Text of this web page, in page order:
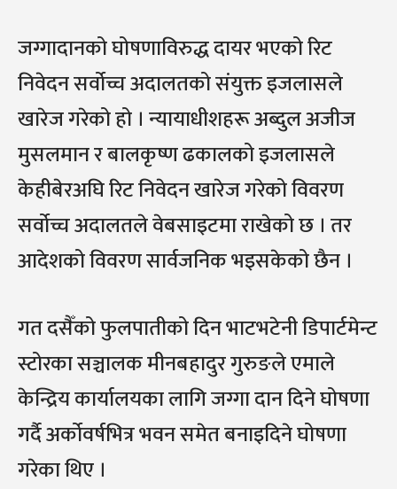
जग्गादानको घोषणाविरुद्ध दायर भएको रिट
निवेदन सर्वोच्च अदालतको संयुक्त इजलासले
खारेज गरेको हो । न्यायाधीशहरू अब्दुल अजीज
मुसलमान र बालकृष्ण ढकालको इजलासले
केहीबेरअघि रिट निवेदन खारेज गरेको विवरण
सर्वोच्च अदालतले वेबसाइटमा राखेको छ । तर
आदेशको विवरण सार्वजनिक भइसकेको छैन ।
गत दसैँको फुलपातीको दिन भाटभटेनी डिपार्टमेन्ट
स्टोरका सञ्चालक मीनबहादुर गुरुङले एमाले
केन्द्रिय कार्यालयका लागि जग्गा दान दिने घोषणा
गर्दै अर्कोवर्षभित्र भवन समेत बनाइदिने घोषणा
गरेका थिए ।